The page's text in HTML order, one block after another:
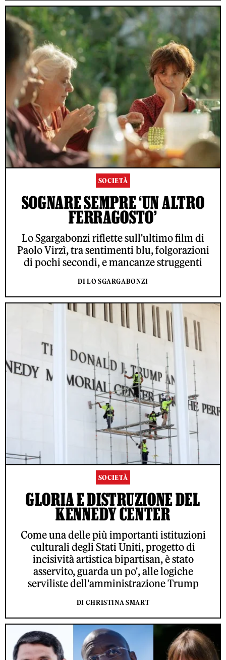
SOCIETÀ
SOGNARE SEMPRE ‘UN ALTRO
FERRAGOSTO’
Lo Sgargabonzi riflette sull'ultimo film di
Paolo Virzì, tra sentimenti blu, folgorazioni
di pochi secondi, e mancanze struggenti
DI LO SGARGABONZI
SOCIETÀ
GLORIA E DISTRUZIONE DEL
KENNEDY CENTER
Come una delle più importanti istituzioni
culturali degli Stati Uniti, progetto di
incisività artistica bipartisan, è stato
asservito, guarda un po', alle logiche
serviliste dell'amministrazione Trump
DI CHRISTINA SMART